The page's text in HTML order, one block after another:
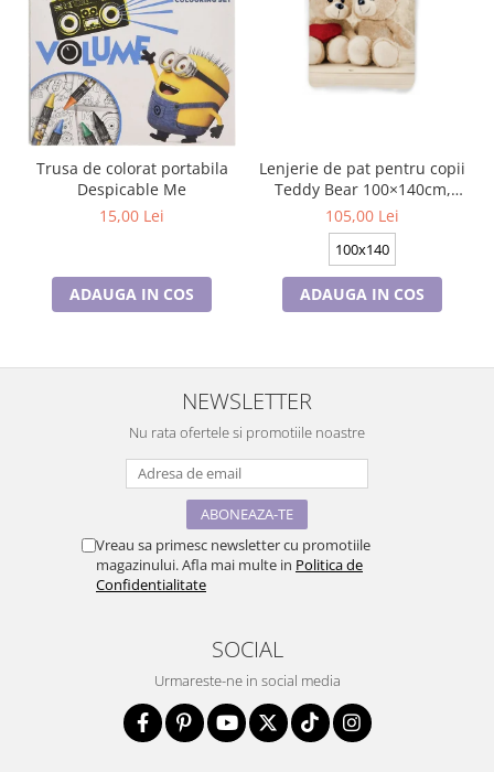
Trusa de colorat portabila
Despicable Me
15,00 Lei
ADAUGA IN COS
Lenjerie de pat pentru copii
Teddy Bear 100×140cm,
40×45 cm BRM006430
105,00 Lei
100x140
ADAUGA IN COS
NEWSLETTER
Nu rata ofertele si promotiile noastre
Vreau sa primesc newsletter cu promotiile
magazinului. Afla mai multe in Politica de
Confidentialitate
SOCIAL
Urmareste-ne in social media